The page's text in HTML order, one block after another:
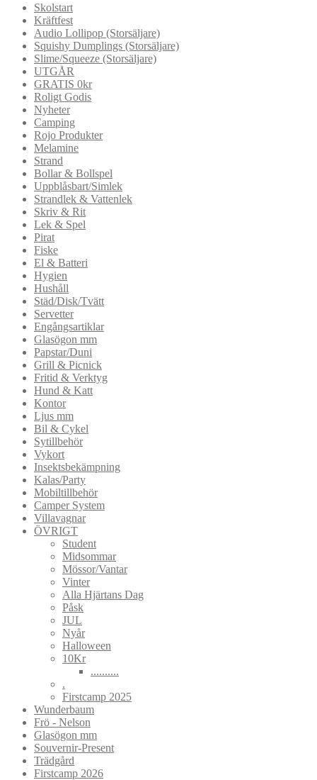
Skolstart
Kräftfest
Audio Lollipop (Storsäljare)
Squishy Dumplings (Storsäljare)
Slime/Squeeze (Storsäljare)
UTGÅR
GRATIS 0kr
Roligt Godis
Nyheter
Camping
Rojo Produkter
Melamine
Strand
Bollar & Bollspel
Uppblåsbart/Simlek
Strandlek & Vattenlek
Skriv & Rit
Lek & Spel
Pirat
Fiske
El & Batteri
Hygien
Hushåll
Städ/Disk/Tvätt
Servetter
Engångsartiklar
Glasögon mm
Papstar/Duni
Grill & Picnick
Fritid & Verktyg
Hund & Katt
Kontor
Ljus mm
Bil & Cykel
Sytillbehör
Vykort
Insektsbekämpning
Kalas/Party
Mobiltillbehör
Camper System
Villavagnar
ÖVRIGT
Student
Midsommar
Mössor/Vantar
Vinter
Alla Hjärtans Dag
Påsk
JUL
Nyår
Halloween
10Kr
..........
.
Firstcamp 2025
Wunderbaum
Frö - Nelson
Glasögon mm
Souvernir-Present
Trädgård
Firstcamp 2026